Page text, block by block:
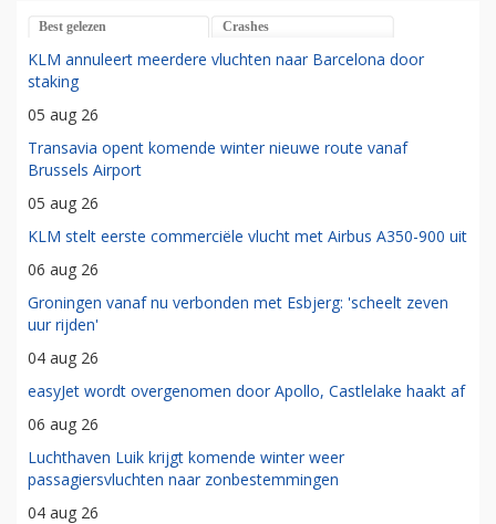
Best gelezen Crashes
KLM annuleert meerdere vluchten naar Barcelona door
staking
05 aug 26
Transavia opent komende winter nieuwe route vanaf
Brussels Airport
05 aug 26
KLM stelt eerste commerciële vlucht met Airbus A350-900 uit
06 aug 26
Groningen vanaf nu verbonden met Esbjerg: 'scheelt zeven
uur rijden'
04 aug 26
easyJet wordt overgenomen door Apollo, Castlelake haakt af
06 aug 26
Luchthaven Luik krijgt komende winter weer
passagiersvluchten naar zonbestemmingen
04 aug 26